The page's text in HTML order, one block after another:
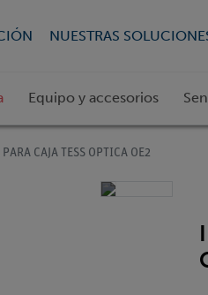
NUESTRAS
Equipo y accesorios
CAJA TESS OPTICA OE2